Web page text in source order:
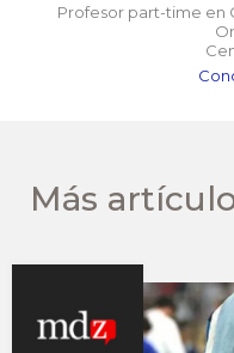
Profesor part-time en
Más